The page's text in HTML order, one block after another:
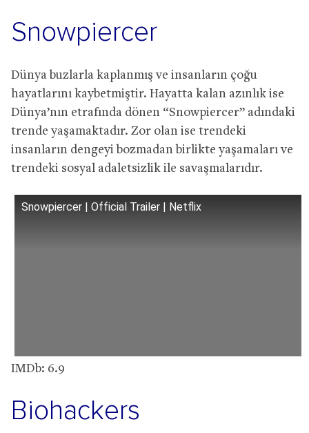
Snowpiercer
Dünya buzlarla kaplanmış ve insanların çoğu
hayatlarını kaybetmiştir. Hayatta kalan azınlık ise
Dünya’nın etrafında dönen “Snowpiercer” adındaki
trende yaşamaktadır. Zor olan ise trendeki
insanların dengeyi bozmadan birlikte yaşamaları ve
trendeki sosyal adaletsizlik ile savaşmalarıdır.
Snowpiercer | Official Trailer | Netflix
IMDb: 6.9
Biohackers